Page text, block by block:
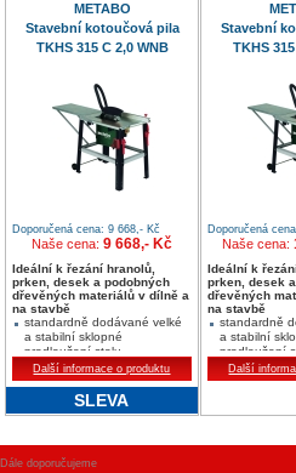
METABO
Stavební kotoučová pila
TKHS 315 C 2,0 WNB
Doporučená cena: 9 668,- Kč
Naše cena: 9 668,- Kč
Ideální k řezání hranolů,
prken, desek a podobných
dřevěných materiálů v dílně a
na stavbě
standardně dodávané velké
a stabilní sklopné
prodloužení stolu
výška řezu do 85 mm a šikmé
nastavení až do 45° je
bezstupňovitě nastavitelné
na standardně dodávaném
Další informace o produktu
SLEVA
Stavební
TKHS
Doporučená
Naše cena:
Ideální k
prken, desek
dřevěných
na stavbě
standardně
a stabilní
prodloužení
výška řezu
nastavení až
Další
Dále doporučujeme